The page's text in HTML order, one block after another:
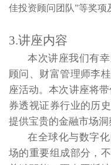
佳投资顾问团队”等奖项
3.讲座内容
本次讲座我们有
顾问、财富管理师李
座活动。本次讲座将
券透视证券行业的历
提供宝贵的金融市场洞
在全球化与数字
场的重要组成部分，